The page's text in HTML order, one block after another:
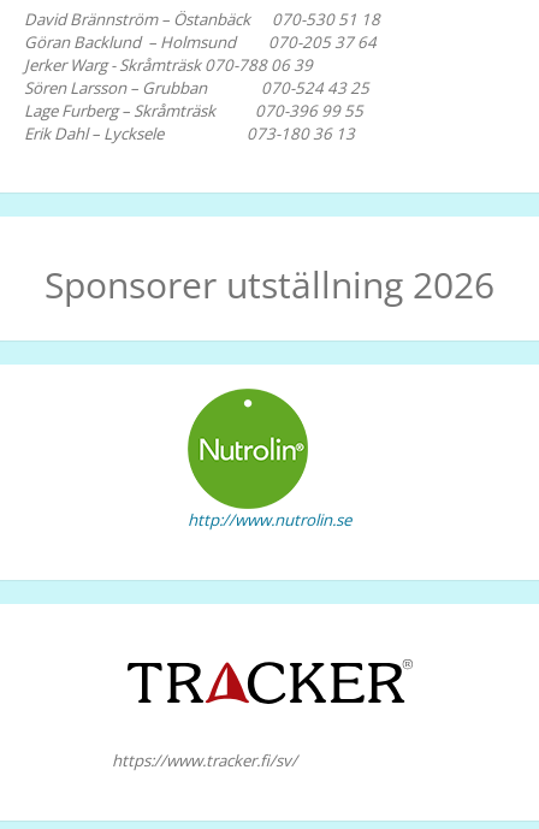
David Brännström – Östanbäck 070-530 51 18
Göran Backlund – Holmsund 070-205 37 64
Jerker Warg - Skråmträsk 070-788 06 39
Sören Larsson – Grubban 070-524 43 25
Lage Furberg – Skråmträsk 070-396 99 55
Erik Dahl – Lycksele 073-180 36 13
Sponsorer utställning 2026
http://www.nutrolin.se
https://www.tracker.fi/sv/